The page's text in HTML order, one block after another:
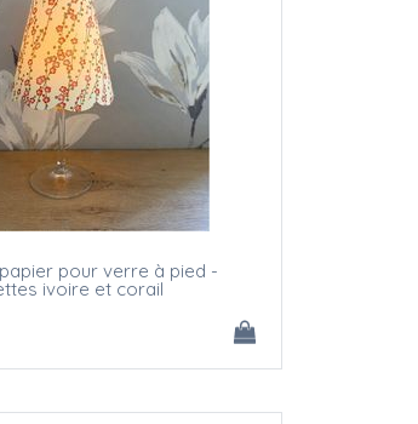
pour verre à pied -
ivoire et corail